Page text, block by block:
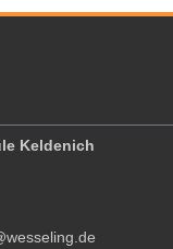
Keldenich